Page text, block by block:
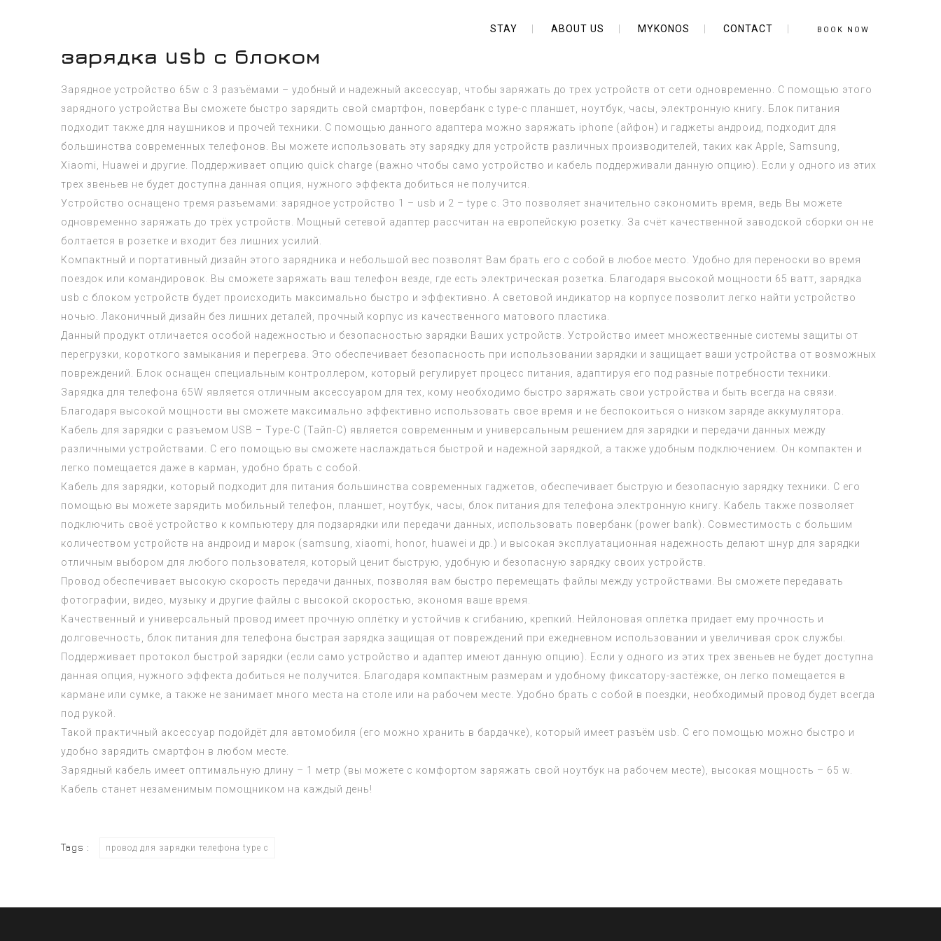
STAY ABOUT US MYKONOS CONTACT BOOK NOW
зарядка usb с блоком
Зарядное устройство 65w с 3 разъёмами – удобный и надежный аксессуар, чтобы заряжать до трех устройств от сети одновременно. С помощью этого
зарядного устройства Вы сможете быстро зарядить свой смартфон, повербанк с type-c планшет, ноутбук, часы, электронную книгу. Блок питания
подходит также для наушников и прочей техники. С помощью данного адаптера можно заряжать iphone (айфон) и гаджеты андроид, подходит для
большинства современных телефонов. Вы можете использовать эту зарядку для устройств различных производителей, таких как Apple, Samsung,
Xiaomi, Huawei и другие. Поддерживает опцию quick charge (важно чтобы само устройство и кабель поддерживали данную опцию). Если у одного из этих
трех звеньев не будет доступна данная опция, нужного эффекта добиться не получится.
Устройство оснащено тремя разъемами: зарядное устройство 1 – usb и 2 – type с. Это позволяет значительно сэкономить время, ведь Вы можете
одновременно заряжать до трёх устройств. Мощный сетевой адаптер рассчитан на европейскую розетку. За счёт качественной заводской сборки он не
болтается в розетке и входит без лишних усилий.
Компактный и портативный дизайн этого зарядника и небольшой вес позволят Вам брать его с собой в любое место. Удобно для переноски во время
поездок или командировок. Вы сможете заряжать ваш телефон везде, где есть электрическая розетка. Благодаря высокой мощности 65 ватт, зарядка
usb с блоком устройств будет происходить максимально быстро и эффективно. А световой индикатор на корпусе позволит легко найти устройство
ночью. Лаконичный дизайн без лишних деталей, прочный корпус из качественного матового пластика.
Данный продукт отличается особой надежностью и безопасностью зарядки Ваших устройств. Устройство имеет множественные системы защиты от
перегрузки, короткого замыкания и перегрева. Это обеспечивает безопасность при использовании зарядки и защищает ваши устройства от возможных
повреждений. Блок оснащен специальным контроллером, который регулирует процесс питания, адаптируя его под разные потребности техники.
Зарядка для телефона 65W является отличным аксессуаром для тех, кому необходимо быстро заряжать свои устройства и быть всегда на связи.
Благодаря высокой мощности вы сможете максимально эффективно использовать свое время и не беспокоиться о низком заряде аккумулятора.
Кабель для зарядки с разъемом USB – Type-C (Тайп-С) является современным и универсальным решением для зарядки и передачи данных между
различными устройствами. С его помощью вы сможете наслаждаться быстрой и надежной зарядкой, а также удобным подключением. Он компактен и
легко помещается даже в карман, удобно брать с собой.
Кабель для зарядки, который подходит для питания большинства современных гаджетов, обеспечивает быструю и безопасную зарядку техники. С его
помощью вы можете зарядить мобильный телефон, планшет, ноутбук, часы, блок питания для телефона электронную книгу. Кабель также позволяет
подключить своё устройство к компьютеру для подзарядки или передачи данных, использовать повербанк (power bank). Совместимость с большим
количеством устройств на андроид и марок (samsung, xiaomi, honor, huawei и др.) и высокая эксплуатационная надежность делают шнур для зарядки
отличным выбором для любого пользователя, который ценит быструю, удобную и безопасную зарядку своих устройств.
Провод обеспечивает высокую скорость передачи данных, позволяя вам быстро перемещать файлы между устройствами. Вы сможете передавать
фотографии, видео, музыку и другие файлы с высокой скоростью, экономя ваше время.
Качественный и универсальный провод имеет прочную оплётку и устойчив к сгибанию, крепкий. Нейлоновая оплётка придает ему прочность и
долговечность, блок питания для телефона быстрая зарядка защищая от повреждений при ежедневном использовании и увеличивая срок службы.
Поддерживает протокол быстрой зарядки (если само устройство и адаптер имеют данную опцию). Если у одного из этих трех звеньев не будет доступна
данная опция, нужного эффекта добиться не получится. Благодаря компактным размерам и удобному фиксатору-застёжке, он легко помещается в
кармане или сумке, а также не занимает много места на столе или на рабочем месте. Удобно брать с собой в поездки, необходимый провод будет всегда
под рукой.
Такой практичный аксессуар подойдёт для автомобиля (его можно хранить в бардачке), который имеет разъём usb. С его помощью можно быстро и
удобно зарядить смартфон в любом месте.
Зарядный кабель имеет оптимальную длину – 1 метр (вы можете с комфортом заряжать свой ноутбук на рабочем месте), высокая мощность – 65 w.
Кабель станет незаменимым помощником на каждый день!
Tags : провод для зарядки телефона type c